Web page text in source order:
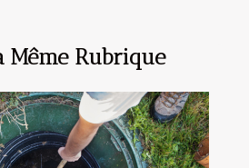
Même Rubrique